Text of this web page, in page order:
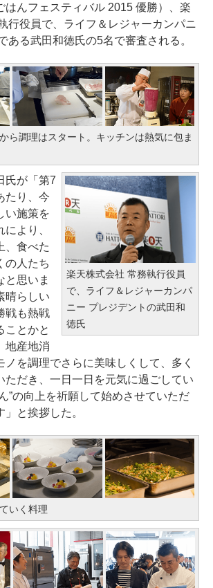
はんフェスティバル 2015 優勝）、楽
行役員で、ライフ＆レジャーカンパニ
ある武田和徳氏の5名で審査される。
ら調理はスタート。キッチンは熱気に包ま
楽天株式会社 常務執行役員
で、ライフ＆レジャーカンパ
ニー プレジデントの武田和
徳氏
氏が「第7
たり、今
い施策を
より、
、食べた
の人たち
と思いま
晴らしい
戦も熱戦
ことかと
地産地消
ノを調理でさらに美味しくして、多く
ただき、一日一日を元気に過ごしてい
”の向上を祈願して始めさせていただ
と挨拶した。
いく料理